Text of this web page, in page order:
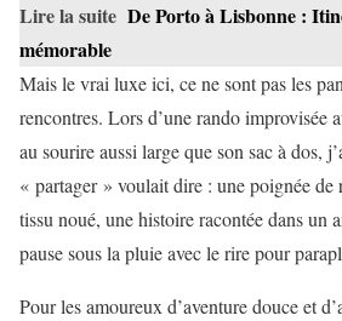
Lire la suite De Porto à Lisbonne :
mémorable
Mais le vrai luxe ici, ce ne sont pas les
rencontres. Lors d’une rando improvisée
au sourire aussi large que son sac à dos,
« partager » voulait dire : une poignée de
tissu noué, une histoire racontée dans un
pause sous la pluie avec le rire pour
Pour les amoureux d’aventure douce et